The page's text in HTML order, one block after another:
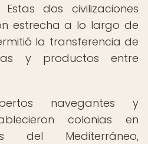
dos civilizaciones
estrecha a lo largo de
la transferencia de
y productos entre
navegantes y
colonias en
del Mediterráneo,